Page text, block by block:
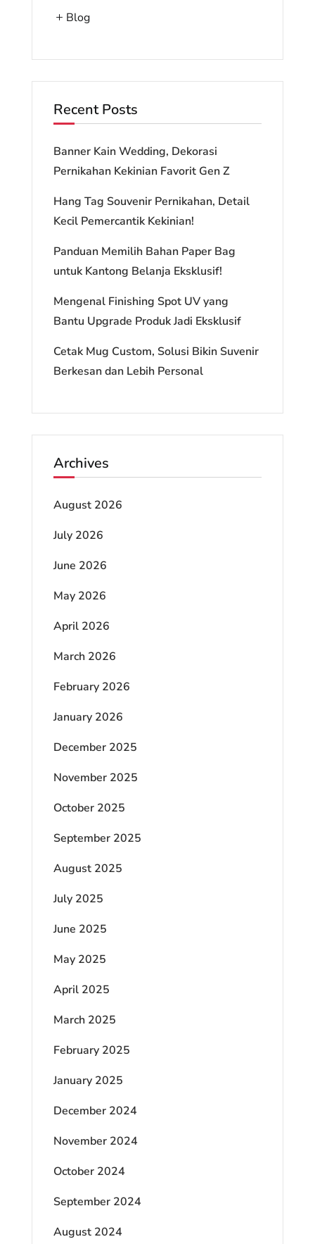
Blog
Recent Posts
Banner Kain Wedding, Dekorasi
Pernikahan Kekinian Favorit Gen Z
Hang Tag Souvenir Pernikahan, Detail
Kecil Pemercantik Kekinian!
Panduan Memilih Bahan Paper Bag
untuk Kantong Belanja Eksklusif!
Mengenal Finishing Spot UV yang
Bantu Upgrade Produk Jadi Eksklusif
Cetak Mug Custom, Solusi Bikin Suvenir
Berkesan dan Lebih Personal
Archives
August 2026
July 2026
June 2026
May 2026
April 2026
March 2026
February 2026
January 2026
December 2025
November 2025
October 2025
September 2025
August 2025
July 2025
June 2025
May 2025
April 2025
March 2025
February 2025
January 2025
December 2024
November 2024
October 2024
September 2024
August 2024